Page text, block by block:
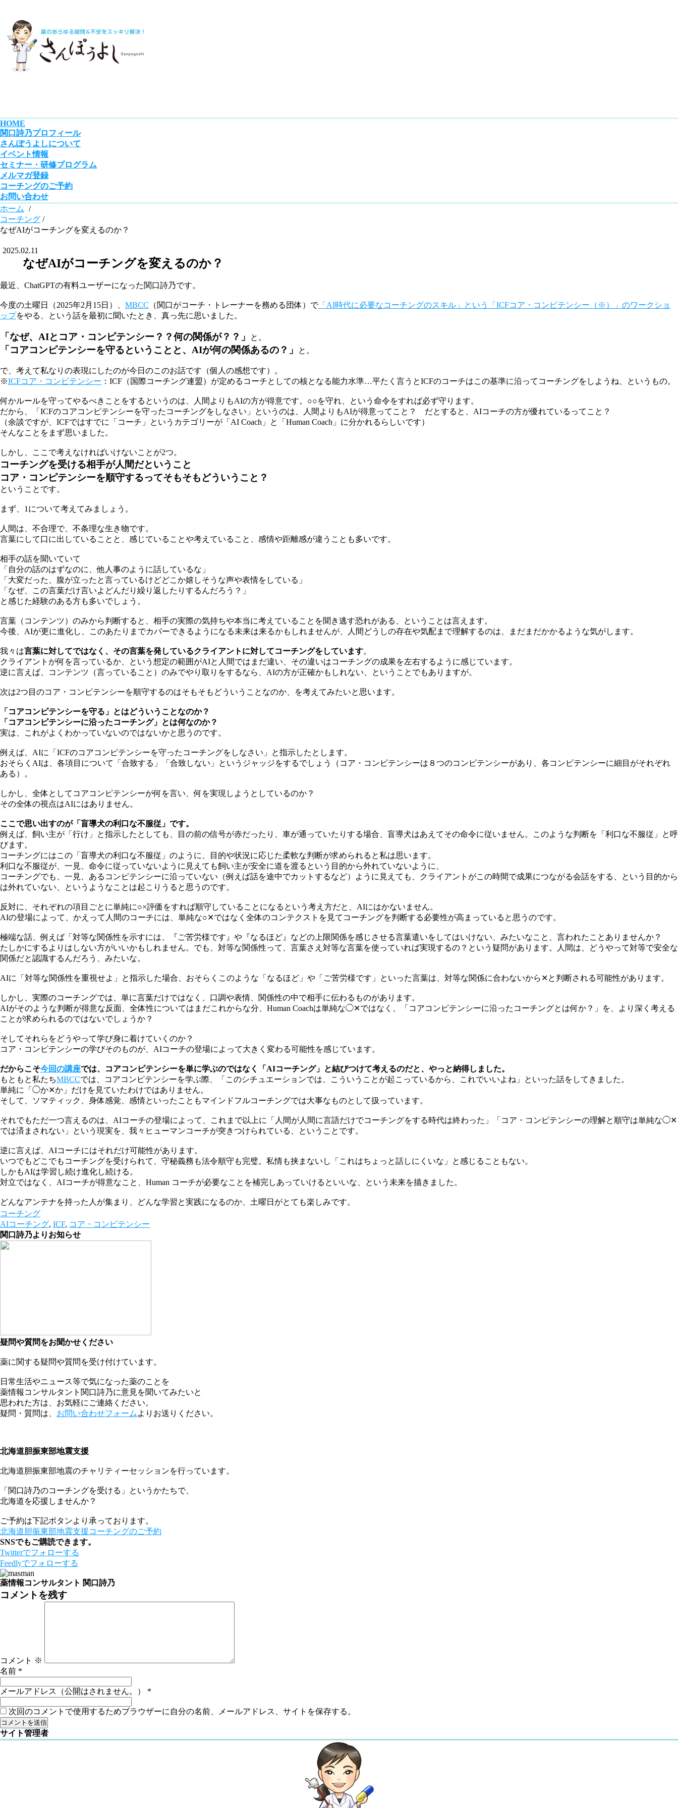
HOME
関口詩乃プロフィール
さんぽうよしについて
イベント情報
セミナー・研修プログラム
メルマガ登録
コーチングのご予約
お問い合わせ
ホーム
/
コーチング /
なぜAIがコーチングを変えるのか？
2025.02.11
なぜAIがコーチングを変えるのか？
最近、ChatGPTの有料ユーザーになった関口詩乃です。
今度の土曜日（2025年2月15日）、 MBCC （関口がコーチ・トレーナーを務める団体）で「AI時代に必要なコーチングのスキル」という「ICFコア・コンピテンシー（※）」のワークショ
ップをやる、という話を最初に聞いたとき、真っ先に思いました。
「なぜ、AIとコア・コンピテンシー？？何の関係が？？」 と。
「コアコンピテンシーを守るということと、AIが何の関係あるの？」 と。
で、考えて私なりの表現にしたのが今日のこのお話です（個人の感想です）。
※ICFコア・コンピテンシー ：ICF（国際コーチング連盟）が定めるコーチとしての核となる能力水準…平たく言うとICFのコーチはこの基準に沿ってコーチングをしようね、というもの。
何かルールを守ってやるべきことをするというのは、人間よりもAIの方が得意です。○○を守れ、という命令をすれば必ず守ります。
だから、「ICFのコアコンピテンシーを守ったコーチングをしなさい」というのは、人間よりもAIが得意ってこと？ だとすると、AIコーチの方が優れているってこと？
（余談ですが、ICFではすでに「コーチ」というカテゴリーが「AI Coach」と「Human Coach」に分かれるらしいです）
そんなことをまず思いました。
しかし、ここで考えなければいけないことが2つ。
コーチングを受ける相手が人間だということ
コア・コンピテンシーを順守するってそもそもどういうこと？
ということです。
まず、1について考えてみましょう。
人間は、不合理で、不条理な生き物です。
言葉にして口に出していることと、感じていることや考えていること、感情や距離感が違うことも多いです。
相手の話を聞いていて
「自分の話のはずなのに、他人事のように話しているな」
「大変だった、腹が立ったと言っているけどどこか嬉しそうな声や表情をしている」
「なぜ、この言葉だけ言いよどんだり繰り返したりするんだろう？」
と感じた経験のある方も多いでしょう。
言葉（コンテンツ）のみから判断すると、相手の実際の気持ちや本当に考えていることを聞き逃す恐れがある、ということは言えます。
今後、AIが更に進化し、このあたりまでカバーできるようになる未来は来るかもしれませんが、人間どうしの存在や気配まで理解するのは、まだまだかかるような気がします。
我々は言葉に対してではなく、その言葉を発しているクライアントに対してコーチングをしています。
クライアントが何を言っているか、という想定の範囲がAIと人間ではまだ違い、その違いはコーチングの成果を左右するように感じています。
逆に言えば、コンテンツ（言っていること）のみでやり取りをするなら、AIの方が正確かもしれない、ということでもありますが。
次は2つ目のコア・コンピテンシーを順守するのはそもそもどういうことなのか、を考えてみたいと思います。
「コアコンピテンシーを守る」とはどういうことなのか？
「コアコンピテンシーに沿ったコーチング」とは何なのか？
実は、これがよくわかっていないのではないかと思うのです。
例えば、AIに「ICFのコアコンピテンシーを守ったコーチングをしなさい」と指示したとします。
おそらくAIは、各項目について「合致する」「合致しない」というジャッジをするでしょう（コア・コンピテンシーは８つのコンピテンシーがあり、各コンピテンシーに細目がそれぞれ
ある）。
しかし、全体としてコアコンピテンシーが何を言い、何を実現しようとしているのか？
その全体の視点はAIにはありません。
ここで思い出すのが「盲導犬の利口な不服従」です。
例えば、飼い主が「行け」と指示したとしても、目の前の信号が赤だったり、車が通っていたりする場合、盲導犬はあえてその命令に従いません。このような判断を「利口な不服従」と呼
びます。
コーチングにはこの「盲導犬の利口な不服従」のように、目的や状況に応じた柔軟な判断が求められると私は思います。
利口な不服従が、一見、命令に従っていないように見えても飼い主が安全に道を渡るという目的から外れていないように、
コーチングでも、一見、あるコンピテンシーに沿っていない（例えば話を途中でカットするなど）ように見えても、クライアントがこの時間で成果につながる会話をする、という目的から
は外れていない、というようなことは起こりうると思うのです。
反対に、それぞれの項目ごとに単純に○×評価をすれば順守していることになるという考え方だと、AIにはかないません。
AIの登場によって、かえって人間のコーチには、単純な○✕ではなく全体のコンテクストを見てコーチングを判断する必要性が高まっていると思うのです。
極端な話、例えば「対等な関係性を示すには、『ご苦労様です』や『なるほど』などの上限関係を感じさせる言葉遣いをしてはいけない、みたいなこと、言われたことありませんか？
たしかにするよりはしない方がいいかもしれません。でも、対等な関係性って、言葉さえ対等な言葉を使っていれば実現するの？という疑問があります。人間は、どうやって対等で安全な
関係だと認識するんだろう、みたいな。
AIに「対等な関係性を重視せよ」と指示した場合、おそらくこのような「なるほど」や「ご苦労様です」といった言葉は、対等な関係に合わないから✕と判断される可能性があります。
しかし、実際のコーチングでは、単に言葉だけではなく、口調や表情、関係性の中で相手に伝わるものがあります。
AIがそのような判断が得意な反面、全体性についてはまだこれからな分、Human Coachは単純な◯✕ではなく、「コアコンピテンシーに沿ったコーチングとは何か？」を、より深く考える
ことが求められるのではないでしょうか？
そしてそれらをどうやって学び身に着けていくのか？
コア・コンピテンシーの学びそのものが、AIコーチの登場によって大きく変わる可能性を感じています。
だからこそ今回の講座では、コアコンピテンシーを単に学ぶのではなく「AIコーチング」と結びつけて考えるのだと、やっと納得しました。
もともと私たちMBCCでは、コアコンピテンシーを学ぶ際、「このシチュエーションでは、こういうことが起こっているから、これでいいよね」といった話をしてきました。
単純に「◯か✕か」だけを見ていたわけではありません。
そして、ソマティック、身体感覚、感情といったこともマインドフルコーチングでは大事なものとして扱っています。
それでもただ一つ言えるのは、 AIコーチの登場によって、これまで以上に「人間が人間に言語だけでコーチングをする時代は終わった」「コア・コンピテンシーの理解と順守は単純な◯✕
では済まされない」という現実を、我々ヒューマンコーチが突きつけられている、ということです。
逆に言えば、AIコーチにはそれだけ可能性があります。
いつでもどこでもコーチングを受けられて、守秘義務も法令順守も完璧。私情も挟まないし「これはちょっと話しにくいな」と感じることもない。
しかもAIは学習し続け進化し続ける。
対立ではなく、AIコーチが得意なこと、Human コーチが必要なことを補完しあっていけるといいな、という未来を描きました。
どんなアンテナを持った人が集まり、どんな学習と実践になるのか、土曜日がとても楽しみです。
コーチング
AIコーチング, ICF, コア・コンピテンシー
関口詩乃よりお知らせ
疑問や質問をお聞かせください
薬に関する疑問や質問を受け付けています。
日常生活やニュース等で気になった薬のことを
薬情報コンサルタント関口詩乃に意見を聞いてみたいと
思われた方は、お気軽にご連絡ください。
疑問・質問は、 お問い合わせフォーム よりお送りください。
北海道胆振東部地震支援
北海道胆振東部地震のチャリティーセッションを行っています。
「関口詩乃のコーチングを受ける」というかたちで、
北海道を応援しませんか？
ご予約は下記ボタンより承っております。
北海道胆振東部地震支援コーチングのご予約
SNSでもご購読できます。
Twitterでフォローする
Feedlyでフォローする
薬情報コンサルタント 関口詩乃
コメントを残す
コメント ※
名前 *
メールアドレス（公開はされません。） *
次回のコメントで使用するためブラウザーに自分の名前、メールアドレス、サイトを保存する。
サイト管理者